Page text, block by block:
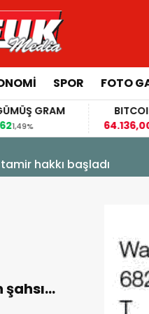
SPOR FOTO
GRAM
BITCOIN
64.136,00-
hakkı başladı